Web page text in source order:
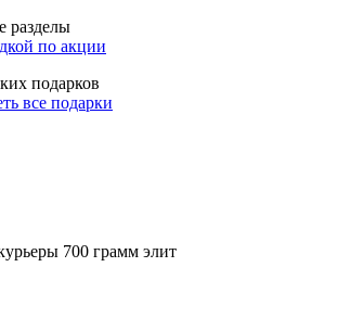
разделы
по акции
подарков
все подарки
700 грамм элит